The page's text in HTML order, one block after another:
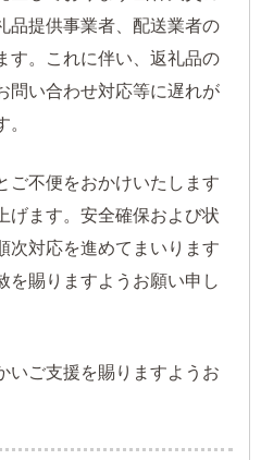
品提供事業者、配送業者の
す。これに伴い、返礼品の
問い合わせ対応等に遅れが
ご不便をおかけいたします
げます。安全確保および状
次対応を進めてまいります
を賜りますようお願い申し
いご支援を賜りますようお